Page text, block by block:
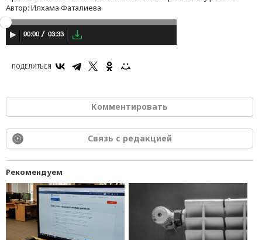
Автор: Илхама Фаталиева
00:00 03:33
ПОДЕЛИТЬСЯ
Комментировать
Связь с редакцией
Рекомендуем